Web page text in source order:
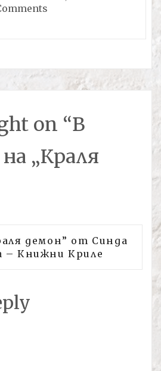
on “В
„Краля
демон” от Синда
– Книжни Криле